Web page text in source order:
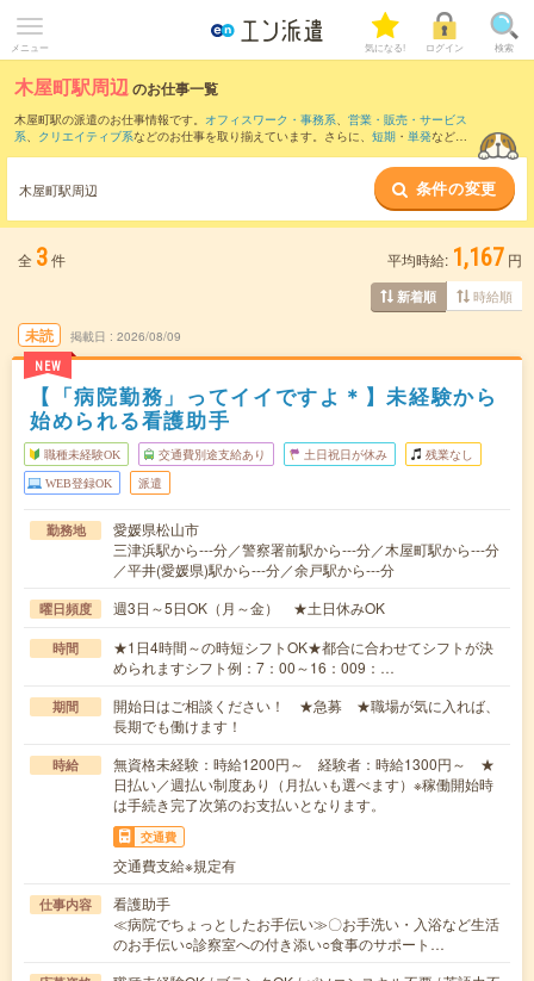
メニュー 気になる! ログイン 検索
木屋町駅周辺のお仕事一覧
木屋町駅の派遣のお仕事情報です。 オフィスワーク・事務系、 営業・販売・サービス
系、 クリエイティブ系などのお仕事を取り揃えています。さらに、 短期 ・ 単発などの
また、鎌田駅・
など近隣駅のお仕事
もご確認いただけます。
木屋町駅周辺 条件の変更
全 3件 平均時給: 1,167 円
新着順 時給順
未読
NEW
掲載日 2026/08/09
【「病院勤務」ってイイですよ＊】未経験から
始められる看護助手
職種未経験OK 交通費別途支給あり 土日祝日が休み 残業なし
WEB登録OK 派遣
勤務地
愛媛県松山市
三津浜駅から---分／警察署前駅から---分／木屋町駅から---分
／平井(愛媛県)駅から---分／余戸駅から---分
曜日頻度 週3日～5日OK（月～金） ★土日休みOK
時間
★1日4時間～の時短シフトOK★都合に合わせてシフトが決
められますシフト例：7：00～16：009：…
期間
開始日はご相談ください！ ★急募 ★職場が気に入れば、
長期でも働けます！
時給
無資格未経験：時給1200円～ 経験者：時給1300円～ ★
日払い／週払い制度あり（月払いも選べます）※稼働開始時
は手続き完了次第のお支払いとなります。
交通費
交通費支給※規定有
仕事内容
看護助手
≪病院でちょっとしたお手伝い≫〇お手洗い・入浴など生活
のお手伝い○診察室への付き添い○食事のサポート…